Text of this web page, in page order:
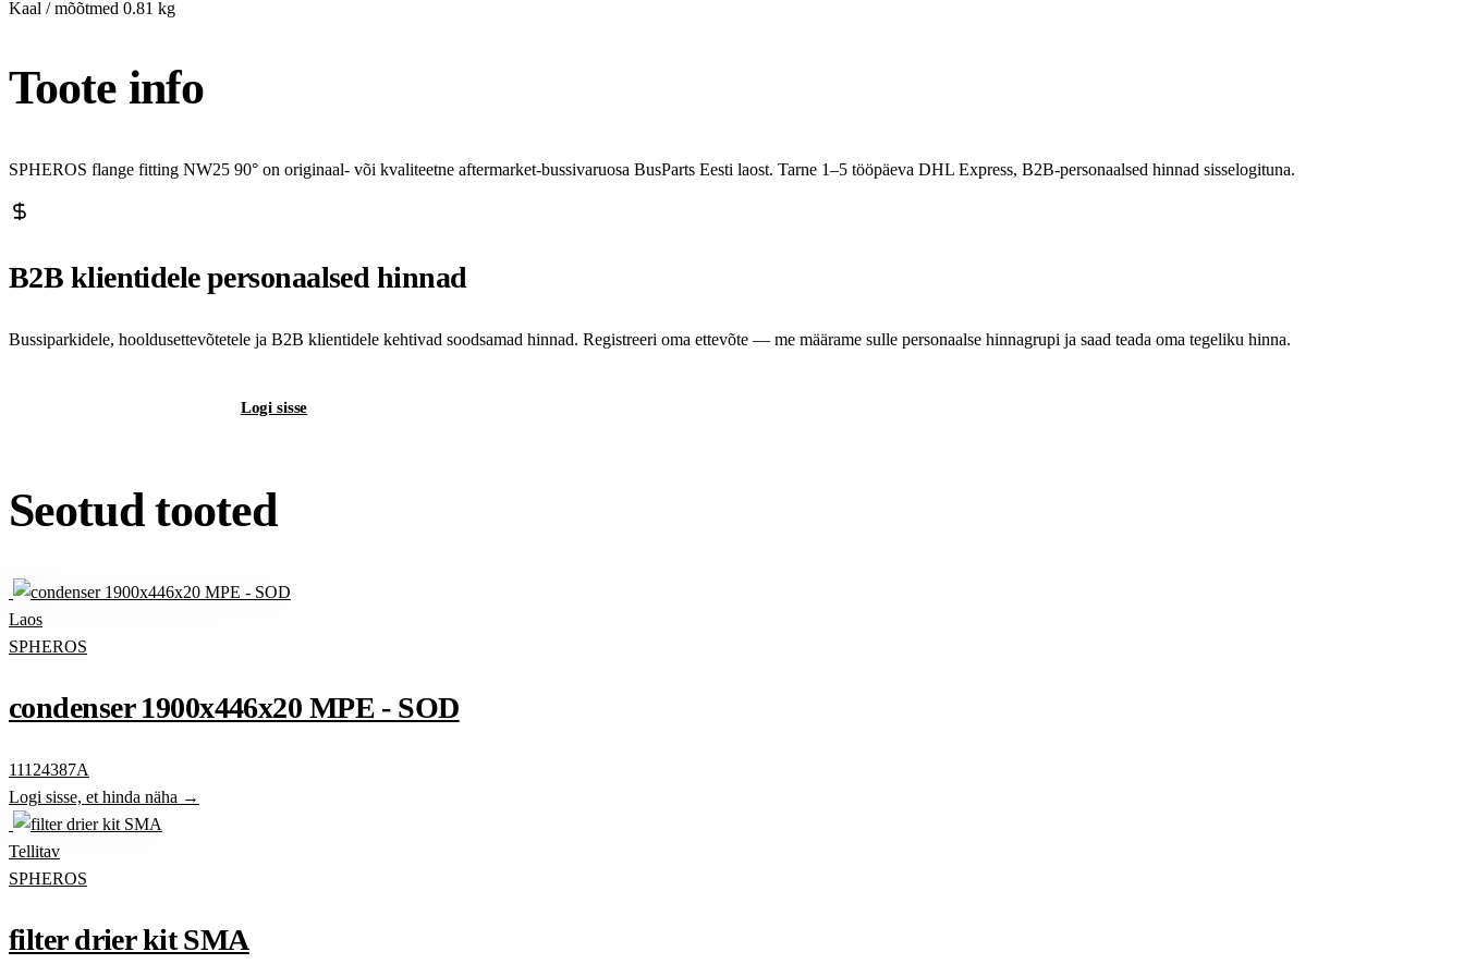
Kaal / mõõtmed 0.81 kg
Toote info
SPHEROS flange fitting NW25 90° on originaal- või kvaliteetne aftermarket-bussivaruosa BusParts Eesti laost. Tarne 1–5 tööpäeva DHL Express, B2B-personaalsed hinnad sisselogituna.
B2B klientidele personaalsed hinnad
Bussiparkidele, hooldusettevõtetele ja B2B klientidele kehtivad soodsamad hinnad. Registreeri oma ettevõte — me määrame sulle personaalse hinnagrupi ja saad teada oma tegeliku hinna.
Logi sisse
Seotud tooted
Laos
SPHEROS
condenser 1900x446x20 MPE - SOD
11124387A
Logi sisse, et hinda näha →
Tellitav
SPHEROS
filter drier kit SMA